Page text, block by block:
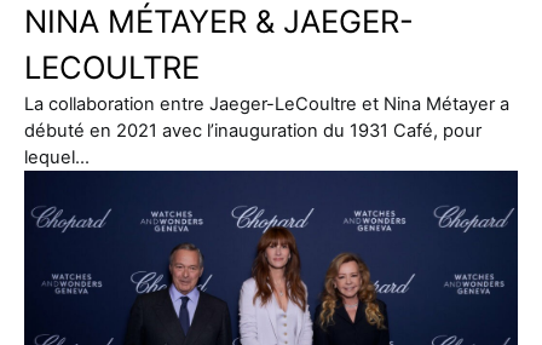
NINA MÉTAYER & JAEGER-
LECOULTRE
La collaboration entre Jaeger-LeCoultre et Nina Métayer a
débuté en 2021 avec l’inauguration du 1931 Café, pour
lequel…